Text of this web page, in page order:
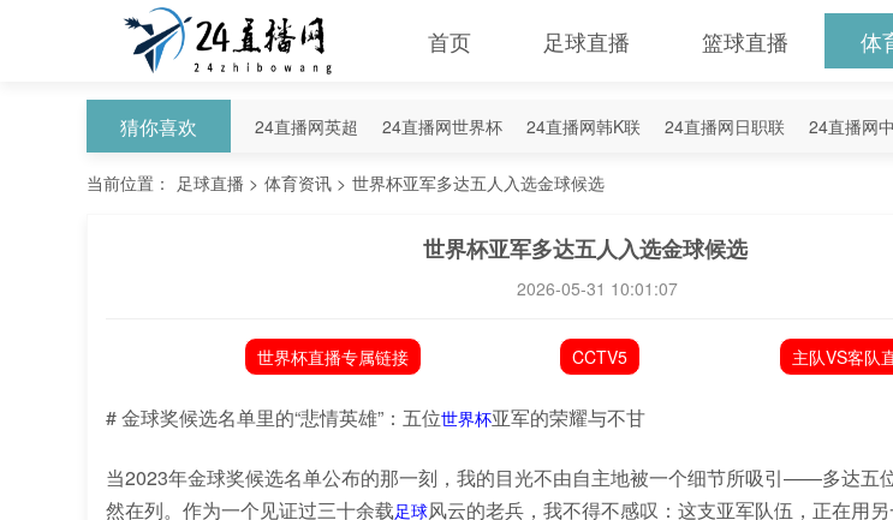
首页 足球直播 篮球直播 体
猜你喜欢 24直播网英超 24直播网世界杯 24直播网韩K联 24直播网日职联 24直播网
24直播网意甲 24直播网法甲 24直播网西甲
当前位置： 足球直播 > 体育资讯 > 世界杯亚军多达五人入选金球候选
世界杯亚军多达五人入选金球候选
2026-05-31 10:01:07
世界杯直播专属链接 CCTV5 主队VS客队
# 金球奖候选名单里的“悲情英雄”：五位世界杯亚军的荣耀与不甘
当2023年金球奖候选名单公布的那一刻，我的目光不由自主地被一个细节所吸引——多达五
然在列。作为一个见证过三十余载足球风云的老兵，我不得不感叹：这支亚军队伍，正在用